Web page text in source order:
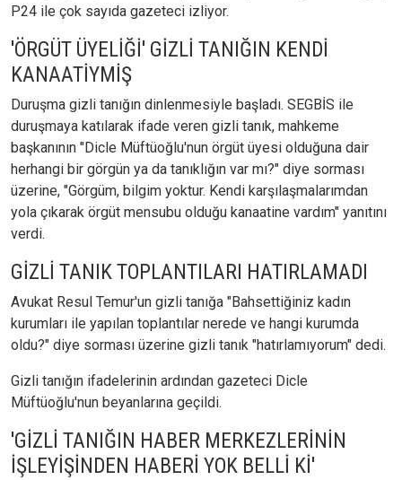
P24 ile çok sayıda gazeteci izliyor.
'ÖRGÜT ÜYELİĞİ' GİZLİ TANIĞIN KENDİ
KANAATİYMİŞ
Duruşma gizli tanığın dinlenmesiyle başladı. SEGBİS ile
duruşmaya katılarak ifade veren gizli tanık, mahkeme
başkanının "Dicle Müftüoğlu'nun örgüt üyesi olduğuna dair
herhangi bir görgün ya da tanıklığın var mı?" diye sorması
üzerine, "Görgüm, bilgim yoktur. Kendi karşılaşmalarımdan
yola çıkarak örgüt mensubu olduğu kanaatine vardım" yanıtını
verdi.
GİZLİ TANIK TOPLANTILARI HATIRLAMADI
Avukat Resul Temur'un gizli tanığa "Bahsettiğiniz kadın
kurumları ile yapılan toplantılar nerede ve hangi kurumda
oldu?" diye sorması üzerine gizli tanık "hatırlamıyorum" dedi.
Gizli tanığın ifadelerinin ardından gazeteci Dicle
Müftüoğlu'nun beyanlarına geçildi.
'GİZLİ TANIĞIN HABER MERKEZLERİNİN
İŞLEYİŞİNDEN HABERİ YOK BELLİ Kİ'